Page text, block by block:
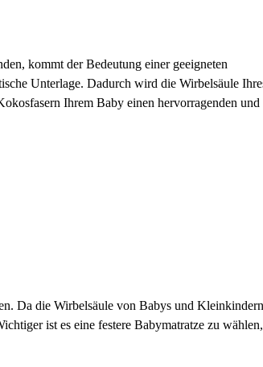
kommt der Bedeutung einer geeigneten
Unterlage. Dadurch wird die Wirbelsäule
Ihrem Baby einen hervorragenden
Da die Wirbelsäule von Babys und Kleinkindern
ist es eine festere Babymatratze zu